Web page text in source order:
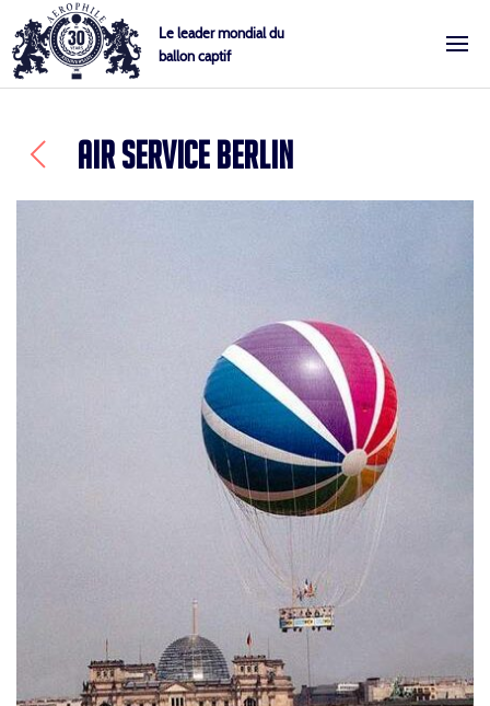
to
content
Aérophile – Le leader mondial du ballon captif
Le leader mondial du
ballon captif
AIR SERVICE BERLIN
Cookies management panel